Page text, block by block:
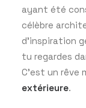
ayant été
célèbre
d’inspiration
tu regardes
C’est un rêve
extérieure.